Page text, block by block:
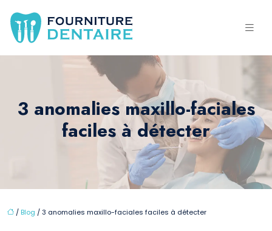
3 anomalies maxillo-faciales
faciles à détecter
/ Blog / 3 anomalies maxillo-faciales faciles à détecter